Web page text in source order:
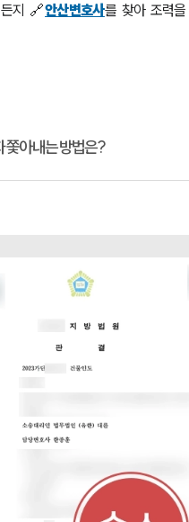
그룹소개
대륜의 강점
오시는 길
고객의 소리
통합검색
AI대륜
지 🔗안산변호사를 찾아 조력을
쫓아내는 방법은?